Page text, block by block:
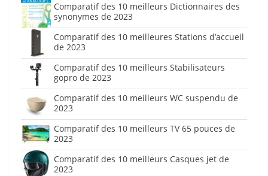
Comparatif des 10 meilleurs Dictionnaires des
synonymes de 2023
Comparatif des 10 meilleures Stations d’accueil
de 2023
Comparatif des 10 meilleurs Stabilisateurs
gopro de 2023
Comparatif des 10 meilleurs WC suspendu de
2023
Comparatif des 10 meilleurs TV 65 pouces de
2023
Comparatif des 10 meilleurs Casques jet de
2023